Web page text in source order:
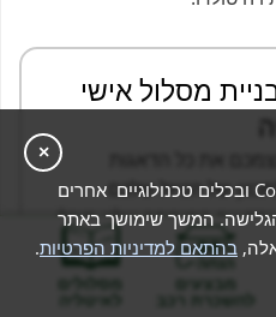
מסלול אישי
של הטיול שלכם
עם המומחה שלנו תוכלו
ביותר, שכולל את כלל
מבצעים מסלולים
לאיטליה
×
האתר עושה שימוש בקבצי Cookies ובכלים טכנולוגיים אחרים
הגלישה. המשך שימושך באתר
בהתאם למדיניות הפרטיות.